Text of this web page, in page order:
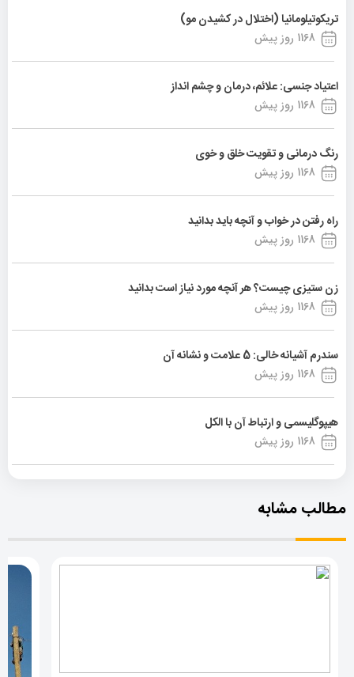
تریکوتیلومانیا (اختلال در کشیدن مو)
1168 روز پیش
اعتیاد جنسی: علائم، درمان و چشم انداز
1168 روز پیش
رنگ درمانی و تقویت خلق و خوی
1168 روز پیش
راه رفتن در خواب و آنچه باید بدانید
1168 روز پیش
زن ستیزی چیست؟ هر آنچه مورد نیاز است بدانید
1168 روز پیش
سندرم آشیانه خالی: 5 علامت و نشانه آن
1168 روز پیش
هیپوگلیسمی و ارتباط آن با الکل
1168 روز پیش
مطالب مشابه